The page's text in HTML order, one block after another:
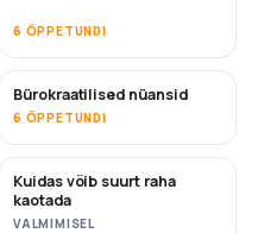
6 ÕPPETUNDI
Bürokraatilised nüansid
6 ÕPPETUNDI
TULEMAS
Kuidas võib suurt raha
kaotada
VALMIMISEL